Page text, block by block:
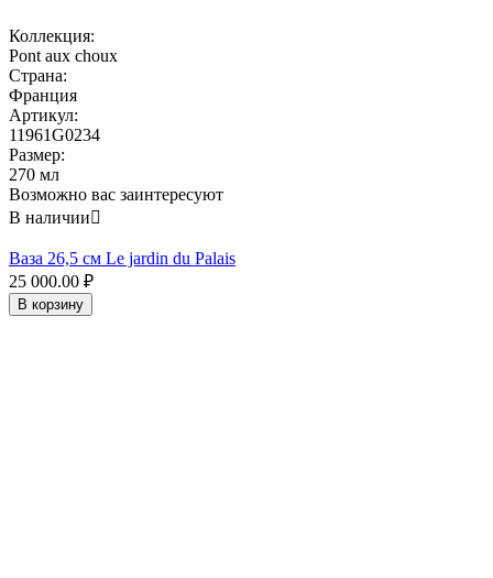
Коллекция:
Pont aux choux
Страна:
Франция
Артикул:
11961G0234
Размер:
270 мл
Возможно вас заинтересуют
В наличии
Ваза 26,5 см Le jardin du Palais
25 000.00 ₽
В корзину